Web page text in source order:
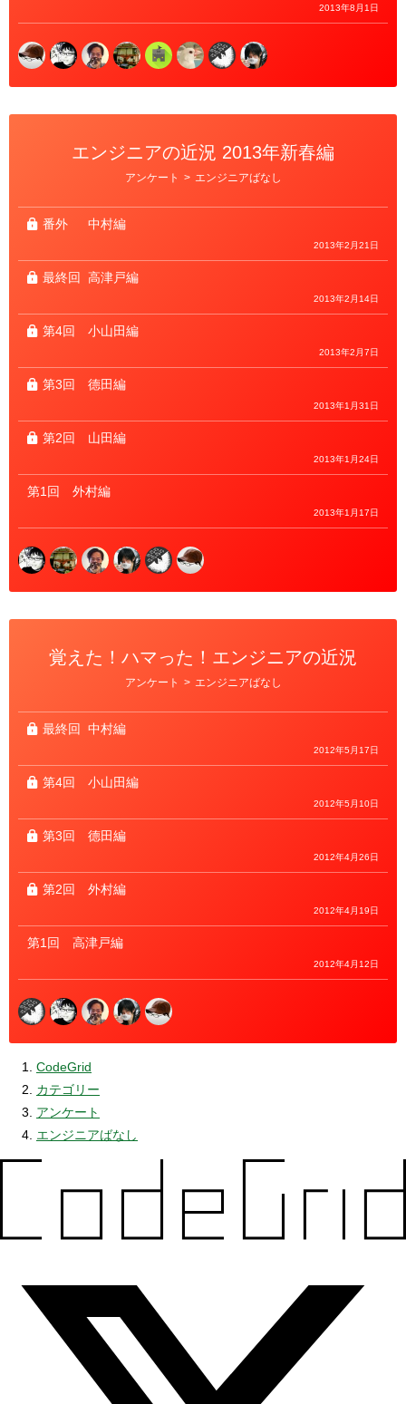
2013年8月1日
エンジニアの近況 2013年新春編
リ
ー
アンケート > エンジニアばなし
番外 中村編
2013年2月21日
最終回 高津戸編
2013年2月14日
第4回 小山田編
2013年2月7日
第3回 德田編
2013年1月31日
第2回 山田編
2013年1月24日
第1回 外村編
2013年1月17日
覚えた！ハマった！エンジニアの近況
リ
ー
アンケート > エンジニアばなし
最終回 中村編
2012年5月17日
第4回 小山田編
2012年5月10日
第3回 德田編
2012年4月26日
第2回 外村編
2012年4月19日
第1回 高津戸編
2012年4月12日
CodeGrid
カテゴリー
アンケート
エンジニアばなし